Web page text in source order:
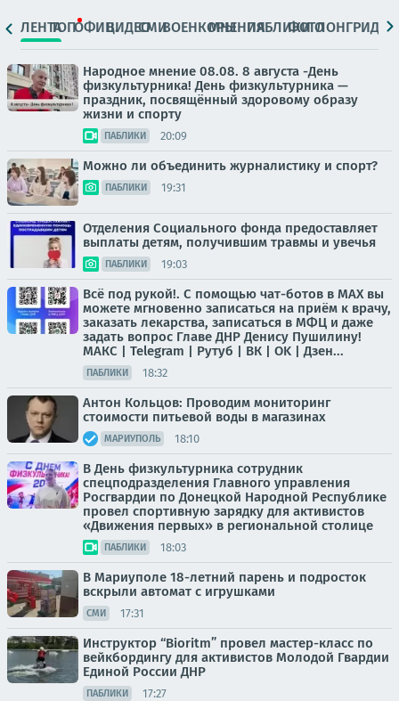
ЛЕНТАТОПОФИЦ.ВИДЕОСМИВОЕНКОРЫМНЕНИЯПАБЛИКИ
ФОТОЛОНГРИДЫ
Народное мнение 08.08. 8 августа -День
физкультурника! День физкультурника —
праздник, посвящённый здоровому образу
жизни и спорту
ПАБЛИКИ 20:09
Можно ли объединить журналистику и спорт?
ПАБЛИКИ 19:31
Отделения Социального фонда предоставляет
выплаты детям, получившим травмы и увечья
ПАБЛИКИ 19:03
Всё под рукой!. С помощью чат-ботов в МАХ вы
можете мгновенно записаться на приём к врачу,
заказать лекарства, записаться в МФЦ и даже
задать вопрос Главе ДНР Денису Пушилину!
МАКС | Telegram | Рутуб | ВК | OK | Дзен...
ПАБЛИКИ 18:32
Антон Кольцов: Проводим мониторинг
стоимости питьевой воды в магазинах
МАРИУПОЛЬ 18:10
В День физкультурника сотрудник
спецподразделения Главного управления
Росгвардии по Донецкой Народной Республике
провел спортивную зарядку для активистов
«Движения первых» в региональной столице
ПАБЛИКИ 18:03
В Мариуполе 18-летний парень и подросток
вскрыли автомат с игрушками
СМИ 17:31
Инструктор “Bioritm” провел мастер-класс по
вейкбордингу для активистов Молодой Гвардии
Единой России ДНР
ПАБЛИКИ 17:27